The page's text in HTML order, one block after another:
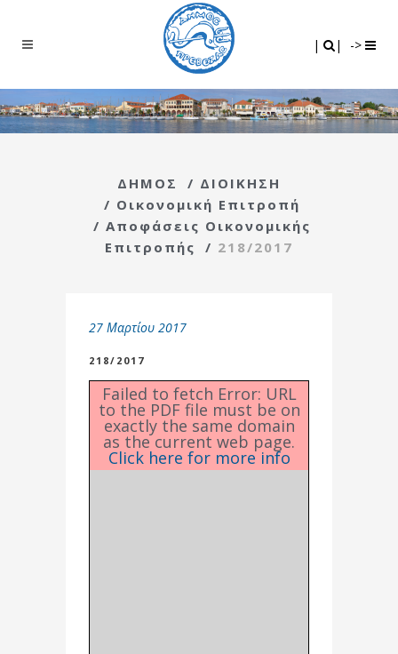
| | ->
ΔΗΜΟΣ / ΔΙΟΙΚΗΣΗ
/ Οικονομική Επιτροπή
/ Αποφάσεις Οικονομικής
Επιτροπής
/ 218/2017
27 Μαρτίου 2017
218/2017
Failed to fetch Error: URL
to the PDF file must be on
exactly the same domain
as the current web page.
Click here for more info